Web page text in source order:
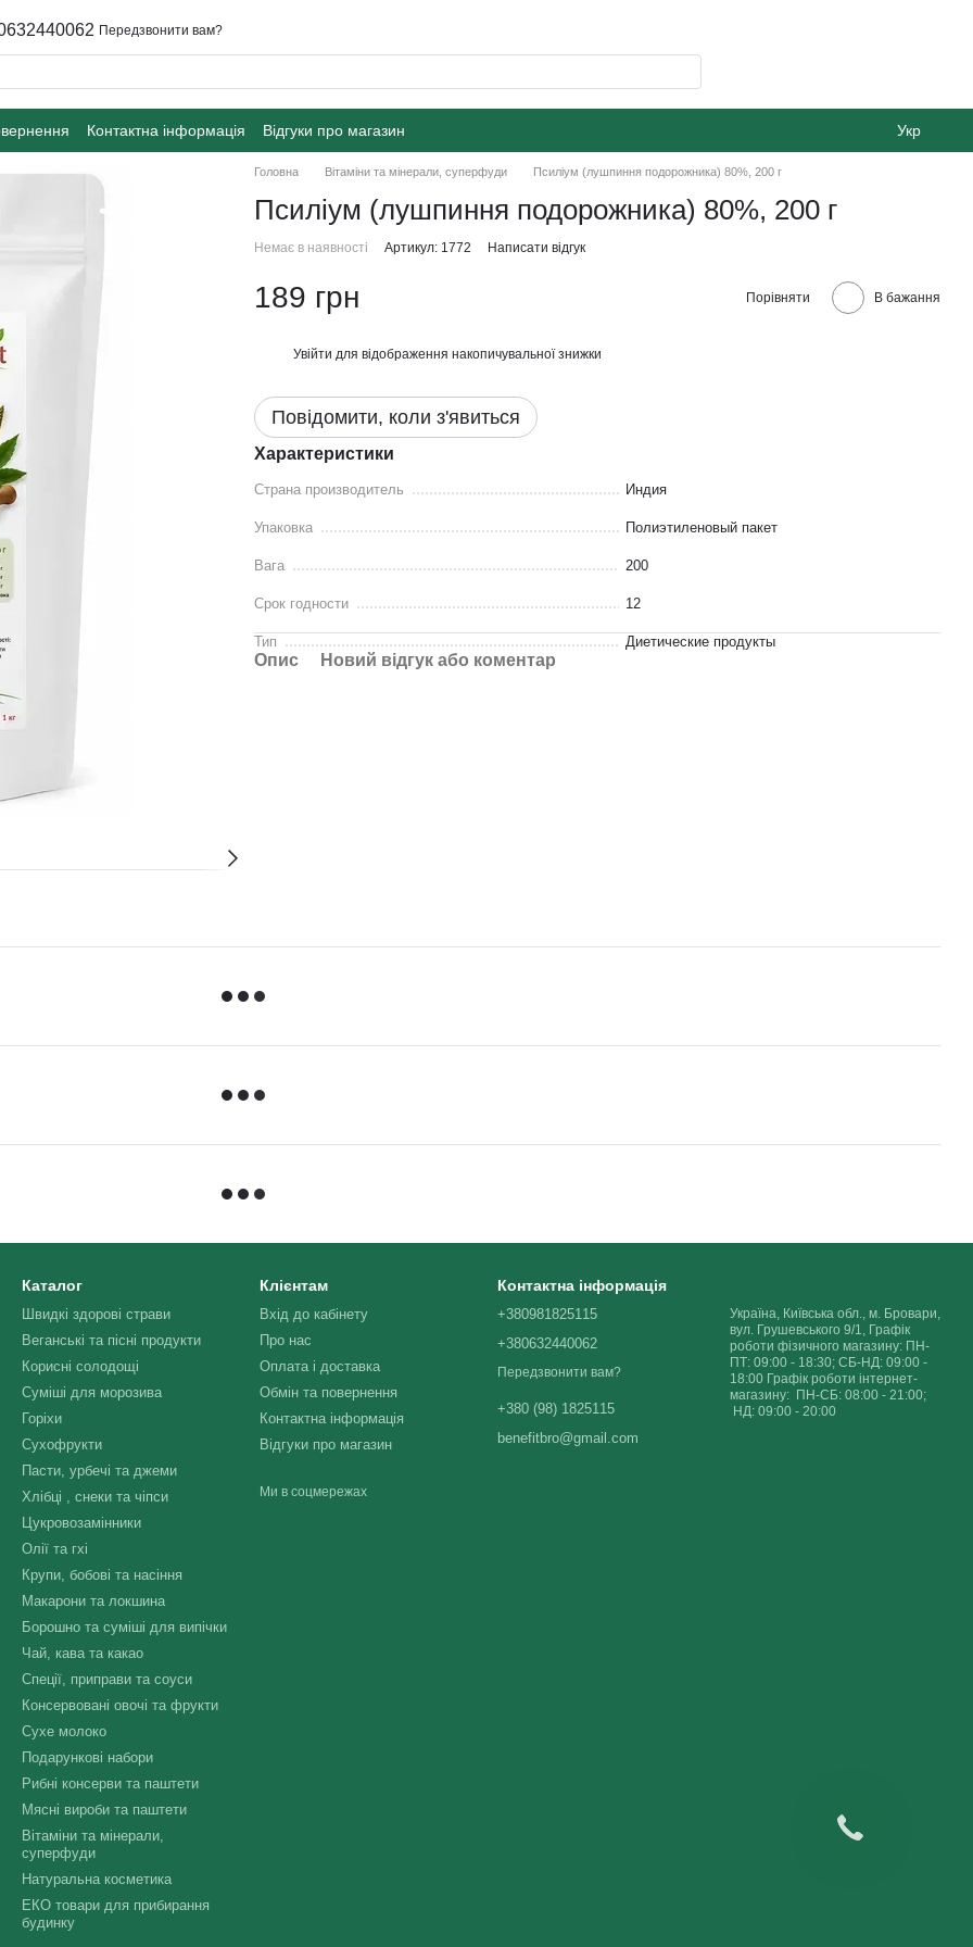
Передзвонити вам?
Контактна інформація Відгуки про магазин Укр
Головна Вітаміни та мінерали, суперфуди Псиліум (лушпиння подорожника) 80%, 200 г
Псиліум (лушпиння подорожника) 80%, 200 г
Немає в наявності Артикул: 1772 Написати відгук
189 грн Порівняти В бажання
Увійти для відображення накопичувальної знижки
Повідомити, коли з'явиться
Характеристики
Страна производитель Индия
Упаковка Полиэтиленовый пакет
Вага 200
Срок годности 12
Тип Диетические продукты
Опис Новий відгук або коментар
Каталог
Швидкі здорові страви
Веганські та пісні продукти
Корисні солодощі
Суміші для морозива
Горіхи
Сухофрукти
Пасти, урбечі та джеми
Хлібці , снеки та чіпси
Цукровозамінники
Олії та гхі
Крупи, бобові та насіння
Макарони та локшина
Борошно та суміші для випічки
Чай, кава та какао
Спеції, приправи та соуси
Консервовані овочі та фрукти
Сухе молоко
Подарункові набори
Рибні консерви та паштети
Мясні вироби та паштети
Вітаміни та мінерали,
суперфуди
Натуральна косметика
ЕКО товари для прибирання
будинку
Клієнтам
Вхід до кабінету
Про нас
Оплата і доставка
Обмін та повернення
Контактна інформація
Відгуки про магазин
Ми в соцмережах
Контактна інформація
+380981825115
+380632440062
Передзвонити вам?
+380 (98) 1825115
benefitbro@gmail.com
Україна, Київська обл., м. Бровари,
вул. Грушевського 9/1, Графік
роботи фізичного магазину: ПН-
ПТ: 09:00 - 18:30; СБ-НД: 09:00 -
18:00 Графік роботи інтернет-
магазину: ПН-СБ: 08:00 - 21:00;
НД: 09:00 - 20:00